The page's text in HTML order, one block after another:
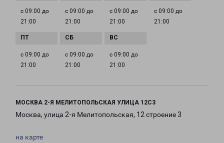
с 09:00 до
21:00
с 09:00 до
21:00
с 09:00 до
21:00
с 09:00 до
21:00
с 09:00 до
21:00
с 09:00 до
21:00
с 09:00 до
21:00
МОСКВА 2-Я МЕЛИТОПОЛЬСКАЯ УЛИЦА 12С3
Москва, улица 2-я Мелитопольская, 12 строение 3
на карте